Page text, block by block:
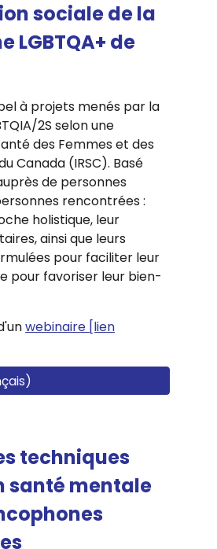
sociale de la
de
à projets menés par la
2S selon une
des Femmes et des
Canada (IRSC). Basé
de personnes
rencontrées :
holistique, leur
ainsi que leurs
pour faciliter leur
pour favoriser leur bien-
webinaire [lien
techniques
santé mentale